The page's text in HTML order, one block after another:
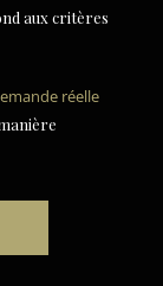
aux critères
réelle